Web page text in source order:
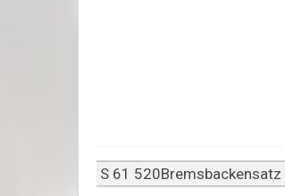
S 61 520Bremsbackensatz